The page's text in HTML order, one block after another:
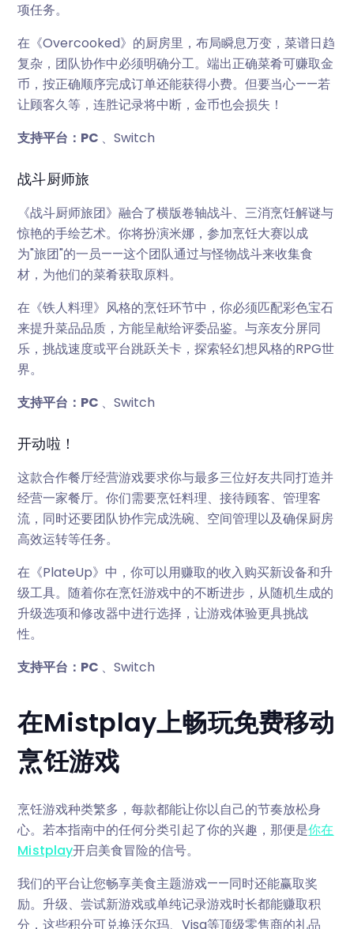
项任务。
在《Overcooked》的厨房里，布局瞬息万变，菜谱日趋
复杂，团队协作中必须明确分工。端出正确菜肴可赚取金
币，按正确顺序完成订单还能获得小费。但要当心——若
让顾客久等，连胜记录将中断，金币也会损失！
支持平台：PC 、Switch
战斗厨师旅
《战斗厨师旅团》融合了横版卷轴战斗、三消烹饪解谜与
惊艳的手绘艺术。你将扮演米娜，参加烹饪大赛以成
为"旅团"的一员——这个团队通过与怪物战斗来收集食
材，为他们的菜肴获取原料。
在《铁人料理》风格的烹饪环节中，你必须匹配彩色宝石
来提升菜品品质，方能呈献给评委品鉴。与亲友分屏同
乐，挑战速度或平台跳跃关卡，探索轻幻想风格的RPG世
界。
支持平台：PC 、Switch
开动啦！
这款合作餐厅经营游戏要求你与最多三位好友共同打造并
经营一家餐厅。你们需要烹饪料理、接待顾客、管理客
流，同时还要团队协作完成洗碗、空间管理以及确保厨房
高效运转等任务。
在《PlateUp》中，你可以用赚取的收入购买新设备和升
级工具。随着你在烹饪游戏中的不断进步，从随机生成的
升级选项和修改器中进行选择，让游戏体验更具挑战
性。
支持平台：PC 、Switch
在Mistplay上畅玩免费移动
烹饪游戏
烹饪游戏种类繁多，每款都能让你以自己的节奏放松身
心。若本指南中的任何分类引起了你的兴趣，那便是你在
Mistplay开启美食冒险的信号。
我们的平台让您畅享美食主题游戏——同时还能赢取奖
励。升级、尝试新游戏或单纯记录游戏时长都能赚取积
分，这些积分可兑换沃尔玛、Visa等顶级零售商的礼品